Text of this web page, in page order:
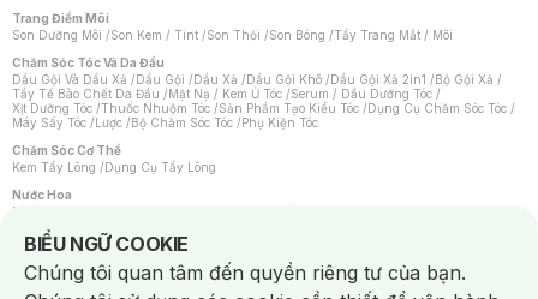
Trang Điểm Môi
Son Dưỡng Môi /Son Kem / Tint /Son Thỏi /Son Bóng /Tẩy Trang Mắt / Môi
Chăm Sóc Tóc Và Da Đầu
Dầu Gội Và Dầu Xả /Dầu Gội /Dầu Xả /Dầu Gội Khô /Dầu Gội Xả 2in1 /Bộ Gội Xả /
Tẩy Tế Bào Chết Da Đầu /Mặt Nạ / Kem Ủ Tóc /Serum / Dầu Dưỡng Tóc /
Xịt Dưỡng Tóc /Thuốc Nhuộm Tóc /Sản Phẩm Tạo Kiểu Tóc /Dụng Cụ Chăm Sóc Tóc /
Máy Sấy Tóc /Lược /Bộ Chăm Sóc Tóc /Phụ Kiện Tóc
Chăm Sóc Cơ Thể
Kem Tẩy Lông /Dụng Cụ Tẩy Lông
Nước Hoa
Nước Hoa Nữ
Chăm Sóc Cá Nhân
Chống Muỗi /Khẩu Trang /Máy Massage/Mặt Nạ Xông Hơi /Nước Rửa Tay/
Sản Phẩm Chăm Sóc Khác /Bàn Chải Đánh Răng /Bàn Chải Điện/
BIỂU NGỮ COOKIE
Notice about cookies usage
Chúng tôi quan tâm đến quyền riêng tư của bạn.